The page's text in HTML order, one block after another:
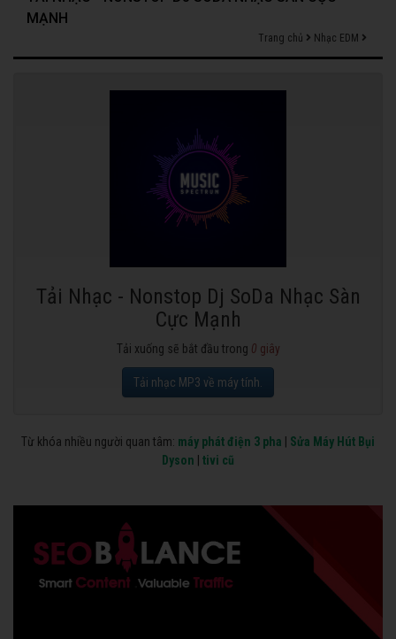
MẠNH
Trang chủ Nhạc EDM
Tải Nhạc - Nonstop Dj SoDa Nhạc Sàn
Cực Mạnh
Tải xuống sẽ bắt đầu trong 0 giây
Tải nhạc MP3 về máy tính.
Từ khóa nhiều người quan tâm: máy phát điện 3 pha
Sửa Máy Hút Bụi
Dyson
tivi cũ